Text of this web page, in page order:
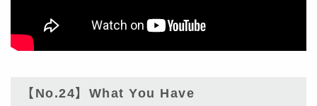
【No.24】What You Have